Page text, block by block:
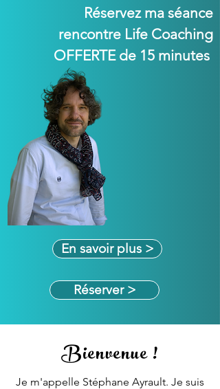
Réservez ma séance
rencontre Life Coaching
OFFERTE de 15 minutes
En savoir plus >
Réserver >
Bienvenue !
Je m'appelle Stéphane Ayrault. Je suis